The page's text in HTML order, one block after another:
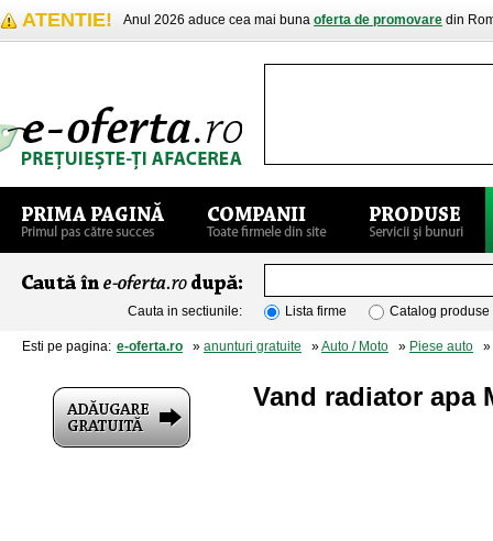
ATENTIE! Anul 2026 aduce cea mai buna oferta de promovare din
Cauta in sectiunile: Lista firme Catalog produse
Esti pe pagina: e-oferta.ro » anunturi gratuite »Auto / Moto » Piese auto »
Vand radiator apa